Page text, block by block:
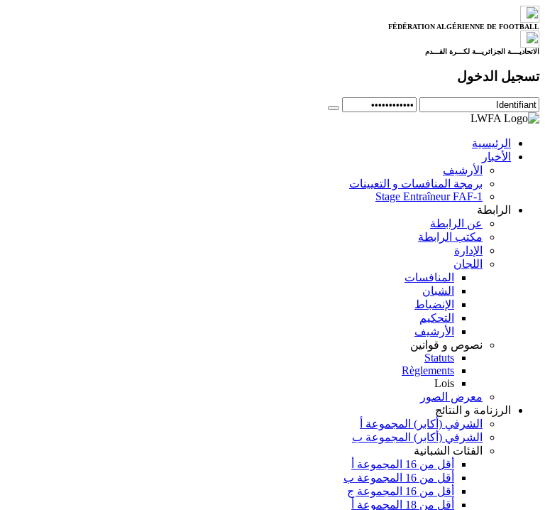
FÉDÉRATION ALGÉRIENNE DE FOOTBALL
الاتحاديــــة الجزائريـــة لكـــرة القـــدم
تسجيل الدخول
الرئيسية
الأخبار
الأرشيف
برمجة المنافسات و التعيينات
Stage Entraîneur FAF-1
الرابطة
عن الرابطة
مكتب الرابطة
الإدارة
اللجان
المنافسات
الشبان
الإنضباط
التحكيم
الأرشيف
نصوص و قوانين
Statuts
Règlements
Lois
معرض الصور
الرزنامة و النتائج
الشرفي (أكابر) المجموعة أ
الشرفي (أكابر) المجموعة ب
الفئات الشبانية
أقل من 16 المجموعة أ
أقل من 16 المجموعة ب
أقل من 16 المجموعة ج
أقل من 18 المجموعة أ